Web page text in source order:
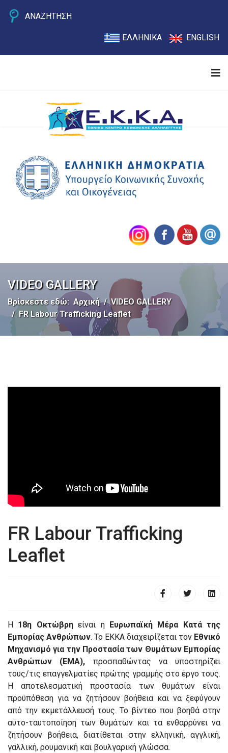
ΑΝΑΖΗΤΗΣΗ
ΕΛΛΗΝΙΚΑ ENGLISH
VIDEO GALLERY
Βρίσκεστε εδώ: Αρχική
VIDEO GALLERY
FR Labour Trafficking Leaflet
FR Labour Trafficking
Leaflet
Η 18η Οκτώβρηείναι η
Ευρωπαϊκή Μέρα Κατά της
Εμπορίας Ανθρώπων. Το ΕΚΚΑ διαχειρίζεται τον Εθνικό
Μηχανισμό για την Προστασία των Θυμάτων Εμπορίας
Ανθρώπων (ΕΜΑ), προσπαθώντας να υποστηρίζει
τους/τις επαγγελματίες πρώτης γραμμής στο έργο τους.
Η αποτελεσματική προστασία των θυμάτων είναι
προϋπόθεση για να ζητήσουν βοήθεια και να ξεφύγουν
από την εκμετάλλευσή τους. Το βίντεο που βοηθά στην
αυτο-ταυτοποίηση των θυμάτων και τα ενθαρρύνει να
ζητήσουν βοήθεια, διατίθεται στην ελληνική, αγγλική,
γαλλική, ρουμανική και βουλγαρική γλώσσα.